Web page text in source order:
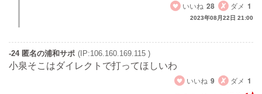
いいね 28 ダメ 1
2023年08月22日 21:00
-24 匿名の浦和サポ (IP:106.160.169.115 )
小泉そこはダイレクトで打ってほしいわ
いいね 9 ダメ 1